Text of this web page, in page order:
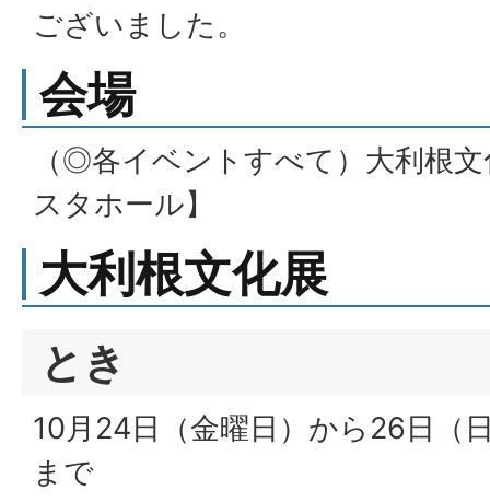
ございました。
会場
（◎各イベントすべて）大利根
スタホール】
大利根文化展
とき
10月24日（金曜日）から26日（
まで